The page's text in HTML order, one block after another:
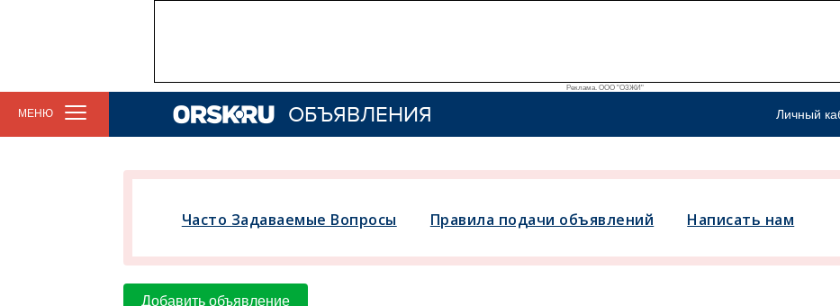
Реклама. ООО "ОЗЖИ"
МЕНЮ ОБЪЯВЛЕНИЯ Личный
Часто Задаваемые Вопросы Правила подачи объявлений Написать нам
Добавить объявление